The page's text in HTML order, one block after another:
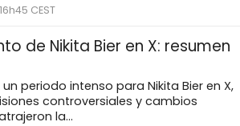
CEST
de Nikita Bier en X: resumen
un periodo intenso para Nikita Bier en X,
controversiales y cambios
la...